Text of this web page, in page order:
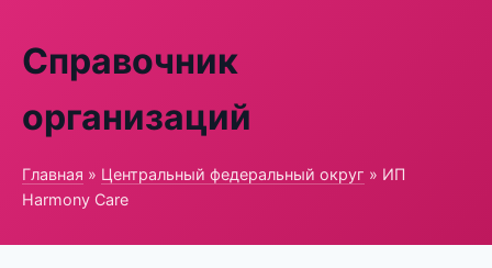
Справочник
организаций
Главная » Центральный федеральный округ » ИП
Harmony Care